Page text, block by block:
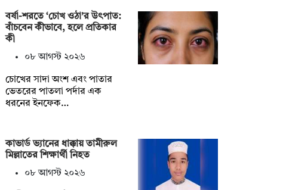
বর্ষা-শরতে ‘চোখ ওঠা’র উৎপাত:
বাঁচবেন কীভাবে, হলে প্রতিকার
কী
০৮ আগস্ট ২০২৬
চোখের সাদা অংশ এবং পাতার
ভেতরের পাতলা পর্দার এক
ধরনের ইনফেক…
কাভার্ড ভ্যানের ধাক্কায় তামীরুল
মিল্লাতের শিক্ষার্থী নিহত
০৮ আগস্ট ২০২৬